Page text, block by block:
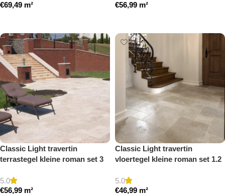
€69,49 m²
€56,99 m²
Classic Light travertin
terrastegel kleine roman set 3
5.0
€56,99 m²
Classic Light travertin
vloertegel kleine roman set 1.2
5.0
€46,99 m²